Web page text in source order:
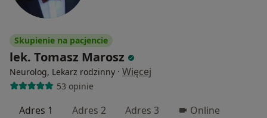
Skupienie na pacjencie
lek. Tomasz Marosz
Neurolog, Lekarz rodzinny · Więcej
53 opinie
Adres 1 Adres 2 Adres 3 Online